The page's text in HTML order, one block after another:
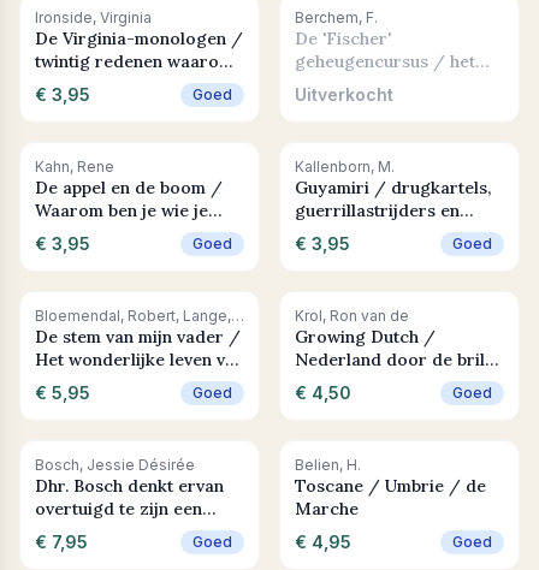
+ In winkelwagen
Ironside, Virginia
De Virginia-monologen /
twintig redenen waarom
ouder worden geweldig
is
€ 3,95 Goed
Uitverkocht
Berchem, F.
De 'Fischer'
geheugencursus / het
complete 4-weken
programma
Uitverkocht
+ In winkelwagen
Kahn, Rene
De appel en de boom /
Waarom ben je wie je
bent? Is dat aanleg of
opvoeding?
€ 3,95 Goed
+ In winkelwagen
Kallenborn, M.
Guyamiri / drugkartels,
guerrillastrijders en
fundamentalisten :
gebaseerd op een waar
€ 3,95 Goed
+ In winkelwagen Bloemendal, Robert, Lange, Rob de
De stem van mijn vader /
Het wonderlijke leven van
Philip Bloemendal
€ 5,95 Goed
+ In winkelwagen
Krol, Ron van de
Growing Dutch /
Nederland door de bril
van een ingeburgerde
Amerikaan
€ 4,50 Goed
+ In winkelwagen
Bosch, Jessie Désirée
Dhr. Bosch denkt ervan
overtuigd te zijn een
vrouw te willen worden /
Jessie Maya
€ 7,95 Goed
+ In winkelwagen
Belien, H.
Toscane / Umbrie / de
Marche
€ 4,95 Goed